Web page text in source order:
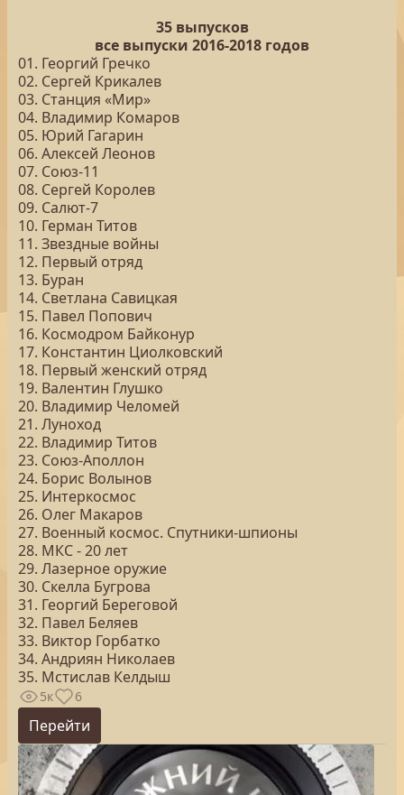
35 выпусков
все выпуски 2016-2018 годов
01. Георгий Гречко
02. Сергей Крикалев
03. Станция «Мир»
04. Владимир Комаров
05. Юрий Гагарин
06. Алексей Леонов
07. Союз-11
08. Сергей Королев
09. Салют-7
10. Герман Титов
11. Звездные войны
12. Первый отряд
13. Буран
14. Светлана Савицкая
15. Павел Попович
16. Космодром Байконур
17. Константин Циолковский
18. Первый женский отряд
19. Валентин Глушко
20. Владимир Челомей
21. Луноход
22. Владимир Титов
23. Союз-Аполлон
24. Борис Волынов
25. Интеркосмос
26. Олег Макаров
27. Военный космос. Спутники-шпионы
28. МКС - 20 лет
29. Лазерное оружие
30. Скелла Бугрова
31. Георгий Береговой
32. Павел Беляев
33. Виктор Горбатко
34. Андриян Николаев
35. Мстислав Келдыш
5к 6
Перейти